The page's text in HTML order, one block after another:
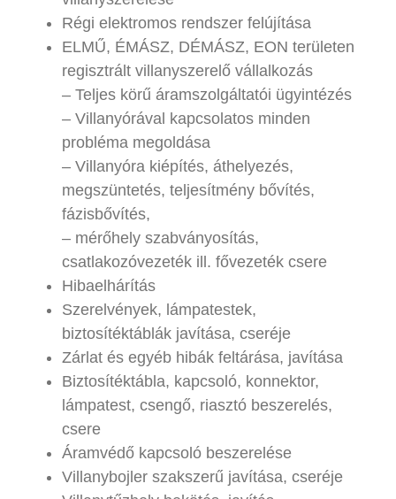
Régi elektromos rendszer felújítása
ELMŰ, ÉMÁSZ, DÉMÁSZ, EON területen
regisztrált villanyszerelő vállalkozás
– Teljes körű áramszolgáltatói ügyintézés
– Villanyórával kapcsolatos minden
probléma megoldása
– Villanyóra kiépítés, áthelyezés,
megszüntetés, teljesítmény bővítés,
fázisbővítés,
– mérőhely szabványosítás,
csatlakozóvezeték ill. fővezeték csere
Hibaelhárítás
Szerelvények, lámpatestek,
biztosítéktáblák javítása, cseréje
Zárlat és egyéb hibák feltárása, javítása
Biztosítéktábla, kapcsoló, konnektor,
lámpatest, csengő, riasztó beszerelés,
csere
Áramvédő kapcsoló beszerelése
Villanybojler szakszerű javítása, cseréje